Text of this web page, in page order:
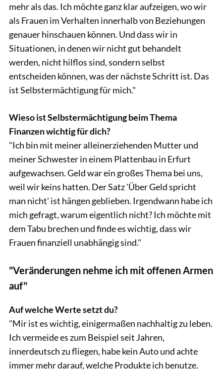
mehr als das. Ich möchte ganz klar aufzeigen, wo wir
als Frauen im Verhalten innerhalb von Beziehungen
genauer hinschauen können. Und dass wir in
Situationen, in denen wir nicht gut behandelt
werden, nicht hilflos sind, sondern selbst
entscheiden können, was der nächste Schritt ist. Das
ist Selbstermächtigung für mich."
Wieso ist Selbstermächtigung beim Thema
Finanzen wichtig für dich?
"Ich bin mit meiner alleinerziehenden Mutter und
meiner Schwester in einem Plattenbau in Erfurt
aufgewachsen. Geld war ein großes Thema bei uns,
weil wir keins hatten. Der Satz 'Über Geld spricht
man nicht' ist hängen geblieben. Irgendwann habe ich
mich gefragt, warum eigentlich nicht? Ich möchte mit
dem Tabu brechen und finde es wichtig, dass wir
Frauen finanziell unabhängig sind."
"Veränderungen nehme ich mit offenen Armen
auf"
Auf welche Werte setzt du?
"Mir ist es wichtig, einigermaßen nachhaltig zu leben.
Ich vermeide es zum Beispiel seit Jahren,
innerdeutsch zu fliegen, habe kein Auto und achte
immer mehr darauf, welche Produkte ich benutze.